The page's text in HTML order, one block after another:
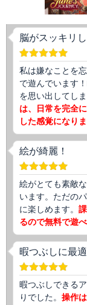
脳がスッキリし
私は嫌なことを
で遊んでいます
を思い出してし
は、日常を完全
した感覚になりま
絵が綺麗！
絵がとても素敵
います。ただの
に楽しめます。
るので無料で遊
暇つぶしに最適
暇つぶしできる
りでした。 操作